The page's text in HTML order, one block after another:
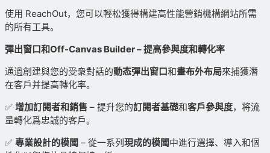
使用 ReachOut，您可以輕松獲得構建高性能營銷機構網站所需
的所有工具。
彈出窗口和Off-Canvas Builder – 提高參與度和轉化率
通過創建與您的受衆對話的動态彈出窗口和畫布外布局來捕獲潛
在客戶并提高轉化率。
✅ 增加訂閱者和銷售 – 提升您的訂閱者基礎和客戶參與度，将流
量轉化爲忠誠的客戶。
✅ 專業設計的模闆 – 從一系列現成的模闆中進行選擇、導入和個